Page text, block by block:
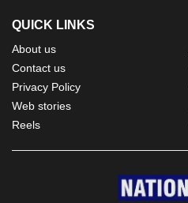
QUICK LINKS
About us
Contact us
Privacy Policy
Web stories
Reels